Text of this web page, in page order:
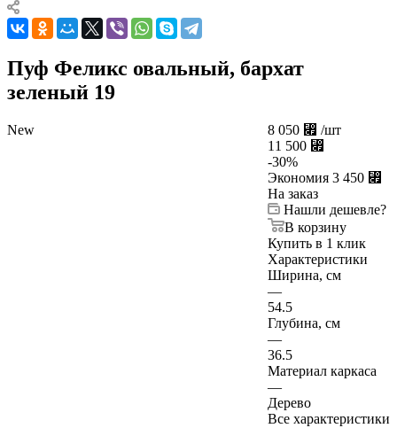
Пуф Феликс овальный, бархат
зеленый 19
8 050 ⃏ /шт
11 500 ⃏
-30%
Экономия 3 450 ⃏
На заказ
Нашли дешевле?
В корзину
Купить в 1 клик
Характеристики
Ширина, см
—
54.5
Глубина, см
—
36.5
Материал каркаса
—
Дерево
Все характеристики
New